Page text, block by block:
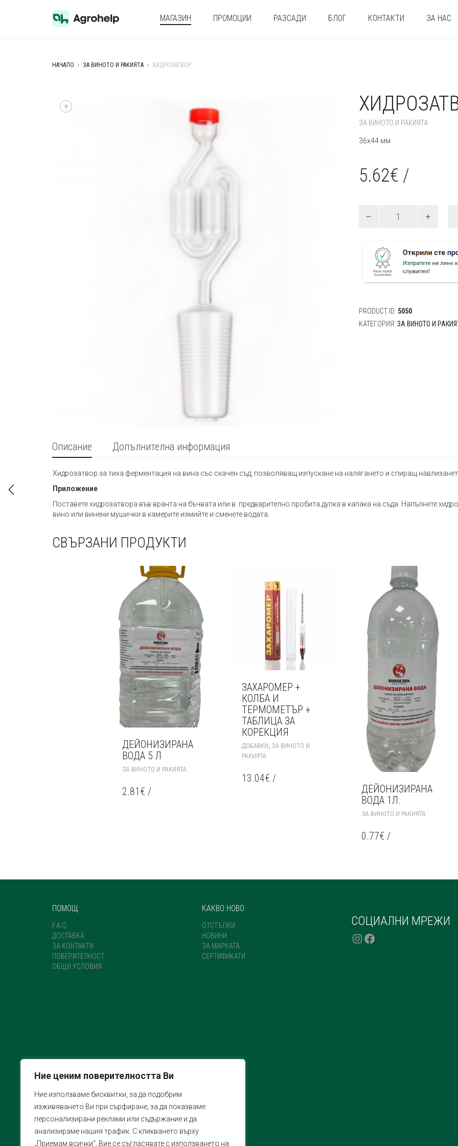
Ние ценим поверителността Ви
Ние използваме бисквитки, за да подобрим
изживяването Ви при сърфиране, за да показваме
персонализирани реклами или съдържание и да
анализираме нашия трафик. С кликването върху
„Приемам всички“, Вие се съгласявате с използването на
МАГАЗИН ПРОМОЦИИ РАЗСАДИ БЛОГ КОНТАКТИ ЗА НАС
НАЧАЛО » ЗА ВИНОТО И РАКИЯТА » ХИДРОЗАТВОР
+
ЗА ВИНОТО И РАКИЯТА
36х44 мм
5.62€ /
PRODUCT ID: 5050
КАТЕГОРИЯ: ЗА ВИНОТО И
Описание Допълнителна информация
Хидрозатвор за тиха ферментация на вина със скачен съд, позволяващ изпускане на налягането и спиращ
Приложение
Поставете хидрозатвора във вранта на бъчвата или в предварително пробита дупка в капака на съда. Напълнете
вино или винени мушички в камерите измийте и сменете водата.
СВЪРЗАНИ ПРОДУКТИ
ДЕЙОНИЗИРАНА
ВОДА 5 Л
ЗА ВИНОТО И РАКИЯТА
2.81 € /
ЗАХАРОМЕР +
КОЛБА И
ТЕРМОМЕТЪР +
ТАБЛИЦА ЗА
КОРЕКЦИЯ
ДОБАВКИ, ЗА ВИНОТО И
РАКИЯТА
13.04€ /
ДЕЙОНИЗИРАНА
ВОДА 1Л.
ЗА ВИНОТО И РАКИЯТА
0.77€ /
ПОМОЩ
F.A.Q.
ДОСТАВКА
ЗА КОНТАКТИ
ПОВЕРИТЕЛНОСТ
ОБЩИ УСЛОВИЯ
КАКВО НОВО
ОТСТЪПКИ
НОВИНИ
ЗА МАРКАТА
СЕРТИФИКАТИ
СОЦИАЛНИ МРЕЖИ
INSTAGRAM
FACEBOOK